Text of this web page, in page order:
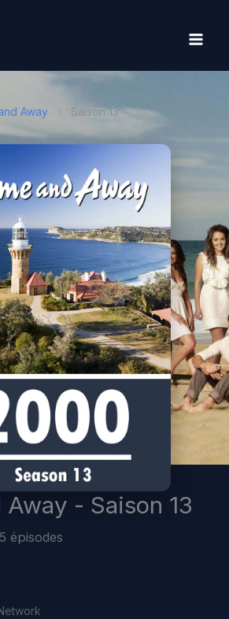
Away Saison 13
Away - Saison 13
épisodes